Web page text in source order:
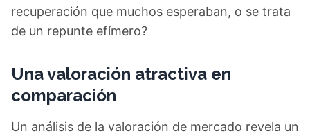
recuperación que muchos esperaban, o se trata
de un repunte efímero?
Una valoración atractiva en
comparación
Un análisis de la valoración de mercado revela un